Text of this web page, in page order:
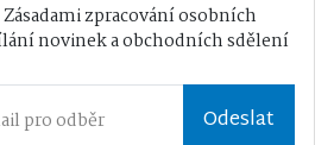
Zásadami zpracování osobních
novinek a obchodních sdělení
Odeslat